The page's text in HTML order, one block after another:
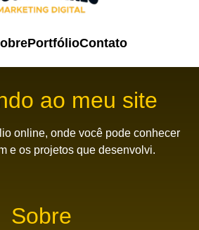
PortfólioContato
ao meu site
online, onde você pode conhecer
e os projetos que desenvolvi.
Sobre